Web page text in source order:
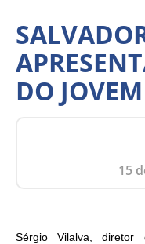
DO
15
Sérgio Vilalva, diretor